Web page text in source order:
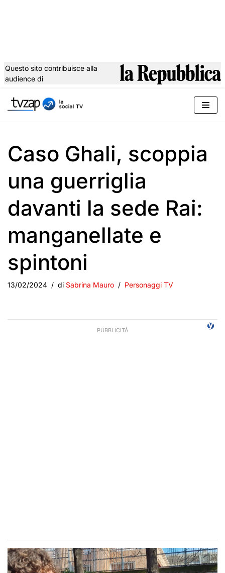
al
Questo sito contribuisce alla
audience di
Caso Ghali, scoppia
una guerriglia
davanti la sede Rai:
manganellate e
spintoni
13/02/2024 di Sabrina Mauro Personaggi TV